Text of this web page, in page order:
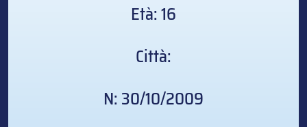
Età: 16
Città:
N: 30/10/2009